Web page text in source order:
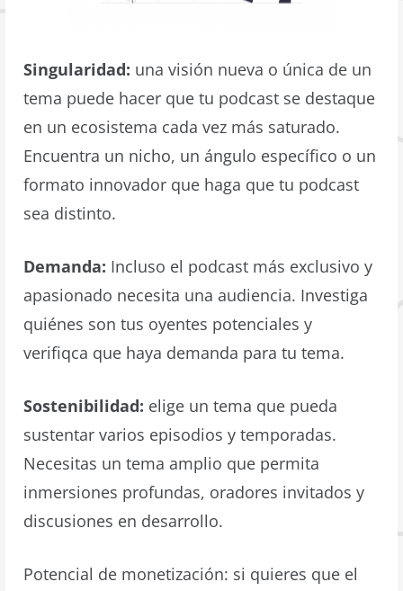
Singularidad: una visión nueva o única de un
tema puede hacer que tu podcast se destaque
en un ecosistema cada vez más saturado.
Encuentra un nicho, un ángulo específico o un
formato innovador que haga que tu podcast
sea distinto.
Demanda: Incluso el podcast más exclusivo y
apasionado necesita una audiencia. Investiga
quiénes son tus oyentes potenciales y
verifiqca que haya demanda para tu tema.
Sostenibilidad: elige un tema que pueda
sustentar varios episodios y temporadas.
Necesitas un tema amplio que permita
inmersiones profundas, oradores invitados y
discusiones en desarrollo.
Potencial de monetización: si quieres que el